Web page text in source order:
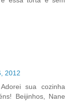
2012
sua cozinha
Beijinhos, Nane